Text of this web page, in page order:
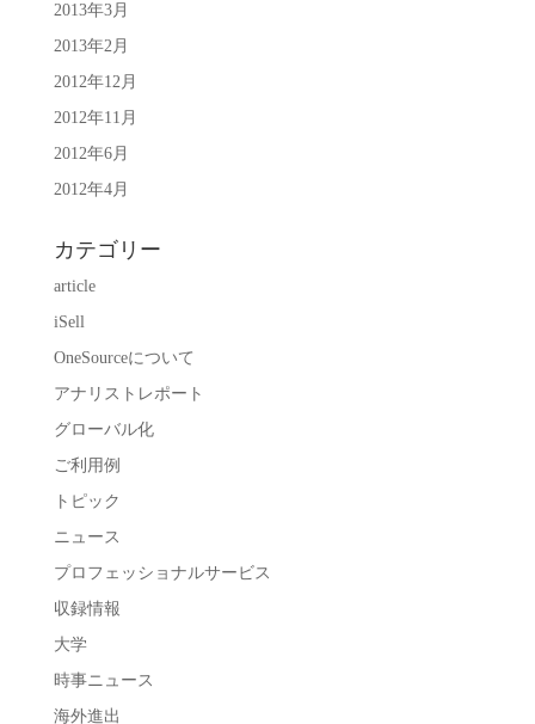
2013年3月
2013年2月
2012年12月
2012年11月
2012年6月
2012年4月
カテゴリー
article
iSell
OneSourceについて
アナリストレポート
グローバル化
ご利用例
トピック
ニュース
プロフェッショナルサービス
収録情報
大学
時事ニュース
海外進出